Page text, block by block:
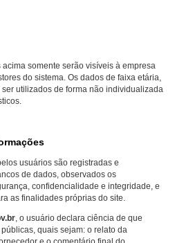
somente serão visíveis à empresa
do sistema. Os dados de faixa etária,
utilizados de forma não individualizada
usuários são registradas e
de dados, observados os
confidencialidade e integridade, e
as finalidades próprias do site.
, o usuário declara ciência de que
quais sejam: o relato da